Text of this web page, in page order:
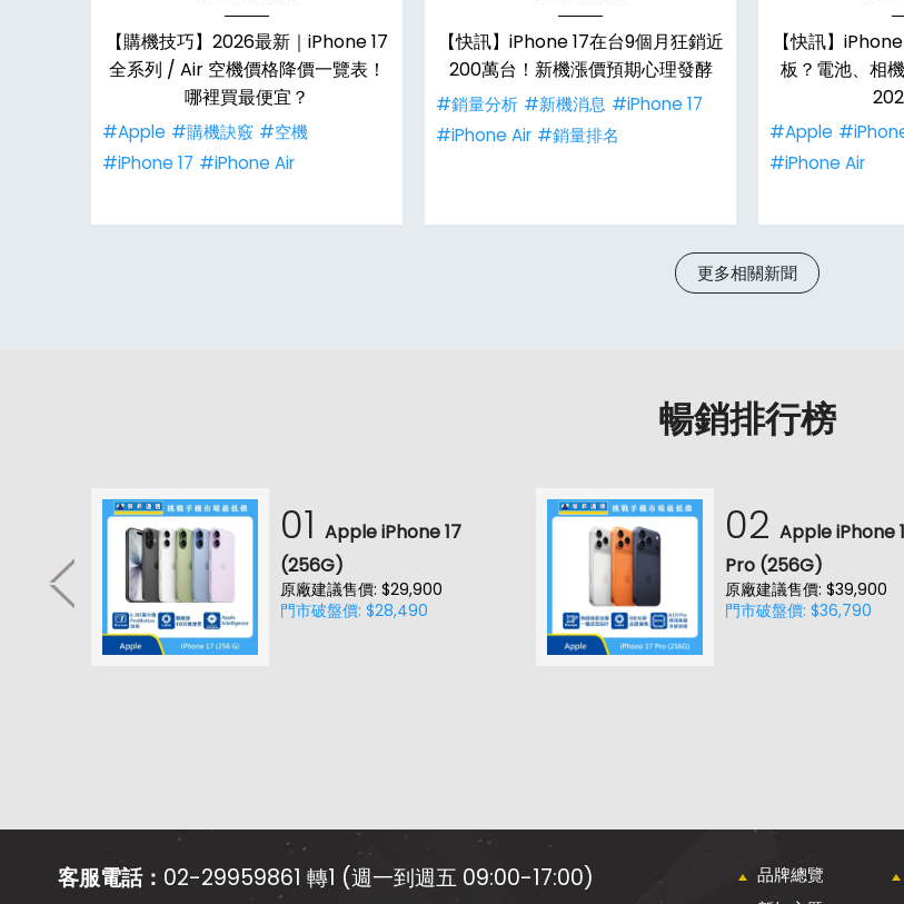
【購機技巧】2026最新｜iPhone 17
全系列 / Air 空機價格降價一覽表！
哪裡買最便宜？
#Apple #購機訣竅 #空機
#iPhone 17 #iPhone Air
【快訊】iPhone 17在台9個月狂銷近
200萬台！新機漲價預期心理發酵
#銷量分析 #新機消息 #iPhone 17
#iPhone Air #銷量排名
【快訊】
板？電池、相
#Apple
#iPhone Air
更多相關新聞
暢銷排行榜
01 Apple iPhone 17
(256G)
原廠建議售價: $29,900
門市破盤價: $28,490
02 Apple iPhone
Pro (256G)
原廠建議售價: $39,900
門市破盤價: $36,790
客服電話： 02-29959861 轉1 (週一到週五 09:00-17:00) 品牌總覽